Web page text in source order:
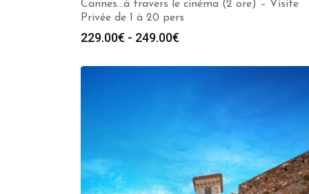
Cannes…à travers le cinéma (2 ore) – Visite
Privée de 1 à 20 pers
229.00€ - 249.00€
prezzo:
249.00€